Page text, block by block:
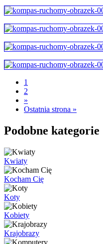
1
2
»
Ostatnia strona »
Podobne kategorie
Kwiaty
Kocham Cię
Koty
Kobiety
Krajobrazy